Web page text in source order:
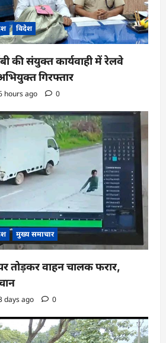
विदेश
की संयुक्त कार्यवाही में रेलवे
गिरफ्तार
hours ago 0
मुख्य समाचार
तोड़कर वाहन चालक फरार,
days ago 0